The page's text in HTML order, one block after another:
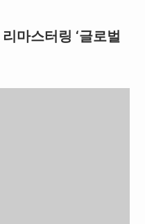
마스터링 ‘글로벌